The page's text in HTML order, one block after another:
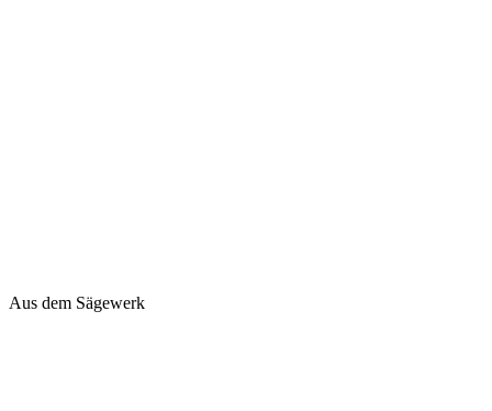
Aus dem Sägewerk